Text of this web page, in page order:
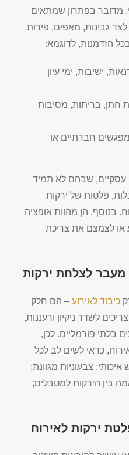
מדובר בפתרון שמתאים
גבינות, מאפים, פירות
הזדמנות, לדוגמא:
ישיבות, ימי עיון
חתן, בריתות, מסיבות
מפגשים חברתיים או
עסקיים, שבהם לא תמיד
פלטות של ירקות
בנוסף, הן מהוות אופציה
או לצמצם את צריכת
מעבר לצלחת ירקות
כיבוד לאירוע – הם חלק
לשדר ניקיון ורעננות,
בלתי פורמליים. לכן,
כדאי לשים לב לכל
צבעוניות מגוונת;
בין הירקות למטבלים;
ירקות לאירוח